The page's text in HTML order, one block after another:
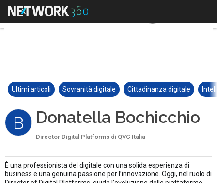
Ultimi articoli Sovranità digitale Cittadinanza digitale
B Donatella Bochicchio
Director Digital Platforms di QVC Italia
È una professionista del digitale con una solida esperienza di
business e una genuina passione per l’innovazione. Oggi, nel ruolo di